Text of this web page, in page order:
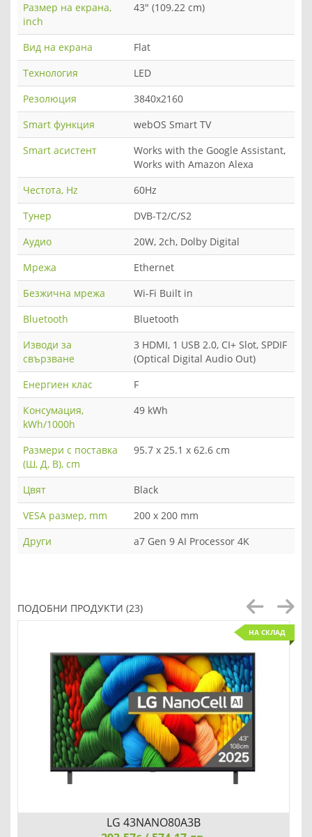
Размер на екрана,
inch
43" (109.22 cm)
Вид на екрана
Flat
Технология
LED
Резолюция
3840x2160
Smart функция
webOS Smart TV
Smart асистент
Works with the Google Assistant,
Works with Amazon Alexa
Честота, Hz
60Hz
Тунер
DVB-T2/C/S2
Аудио
20W, 2ch, Dolby Digital
Мрежа
Ethernet
Безжична мрежа
Wi-Fi Built in
Bluetooth
Bluetooth
Изводи за
свързване
3 HDMI, 1 USB 2.0, CI+ Slot, SPDIF
(Optical Digital Audio Out)
Енергиен клас
F
Консумация,
kWh/1000h
49 kWh
Размери с поставка
(Ш, Д, В), cm
95.7 x 25.1 x 62.6 cm
Цвят
Black
VESA размер, mm
200 x 200 mm
Други
a7 Gen 9 AI Processor 4K
ПОДОБНИ ПРОДУКТИ (23)
НА СКЛАД
LG 43NANO80A3B